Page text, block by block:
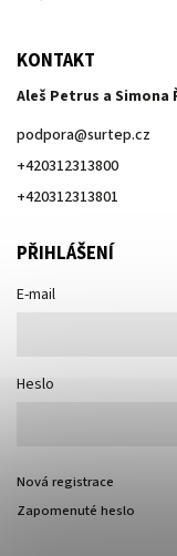
KONTAKT
Aleš Petrus a Simona
podpora@surtep.cz
+420312313800
+420312313801
PŘIHLÁŠENÍ
E-mail
Heslo
Nová registrace
Zapomenuté heslo